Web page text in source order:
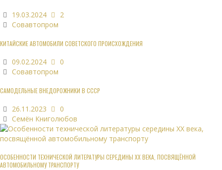
19.03.2024
2
Совавтопром
КИТАЙСКИЕ АВТОМОБИЛИ СОВЕТСКОГО ПРОИСХОЖДЕНИЯ
09.02.2024
0
Совавтопром
САМОДЕЛЬНЫЕ ВНЕДОРОЖНИКИ В СССР
26.11.2023
0
Семён Книголюбов
ОСОБЕННОСТИ ТЕХНИЧЕСКОЙ ЛИТЕРАТУРЫ СЕРЕДИНЫ XX ВЕКА, ПОСВЯЩЁННОЙ
АВТОМОБИЛЬНОМУ ТРАНСПОРТУ